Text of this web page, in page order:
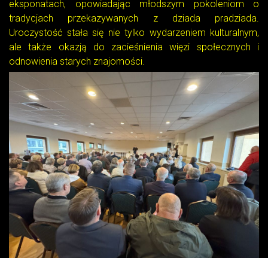
eksponatach, opowiadając młodszym pokoleniom o
tradycjach przekazywanych z dziada pradziada.
Uroczystość stała się nie tylko wydarzeniem kulturalnym,
ale także okazją do zacieśnienia więzi społecznych i
odnowienia starych znajomości.